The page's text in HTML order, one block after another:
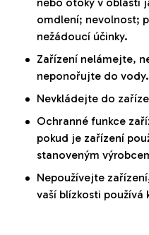
nebo otoky v oblasti
omdlení; nevolnost;
nežádoucí účinky.
Zařízení nelámejte,
neponořujte do vody.
Nevkládejte do
Ochranné funkce
pokud je zařízení
stanoveným
Nepoužívejte
vaší blízkosti používá